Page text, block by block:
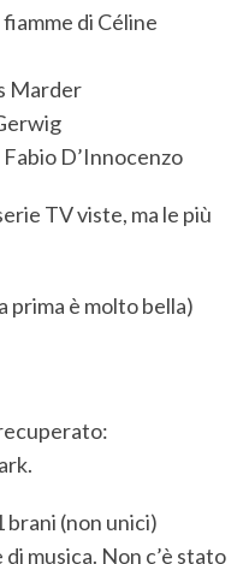
di Céline
Marder
D’Innocenzo
TV viste, ma le più
prima è molto bella)
brani (non unici)
musica. Non c’è stato